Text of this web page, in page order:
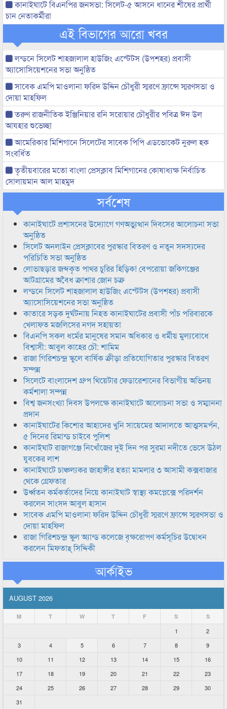
কানাইঘাটে বিএনপির জনসভা: সিলেট-৫ আসনে ধানের শীষের প্রার্থী
চান নেতাকর্মীরা
এই বিভাগের আরো খবর
লন্ডনে সিলেট শাহজালাল হাউজিং এস্টেটস (উপশহর) প্রবাসী
অ্যাসোসিয়েশনের সভা অনুষ্ঠিত
সাবেক এমপি মাওলানা ফরিদ উদ্দিন চৌধুরী স্মরণে ফ্রান্সে স্মরণসভা ও
দোয়া মাহফিল
তরুণ রাজনীতিক ইঞ্জিনিয়ার রনি সরোয়ার চৌধুরীর পবিত্র ঈদ উল
আযহার শুভেচ্ছা
আমেরিকার মিশিগানে সিলেটের সাবেক পিপি এডভোকেট নুরুল হক
সংবর্ধিত
তৃতীয়বারের মতো বাংলা প্রেসক্লাব মিশিগানের কোষাধ্যক্ষ নির্বাচিত
সোলায়মান আল মাহমুদ
সর্বশেষ
কানাইঘাটে প্রশাসনের উদ্যোগে গণঅভ্যুত্থান দিবসের আলোচনা সভা
অনুষ্ঠিত
সিলেট অনলাইন প্রেসক্লাবের পুরস্কার বিতরণ ও নতুন সদস্যদের
পরিচিতি সভা অনুষ্ঠিত
লোভাছড়ার জব্দকৃত পাথর চুরির হিড়িক! বেপরোয়া জকিগঞ্জের
আটগ্রামের অবৈধ ক্রাশার জোন চক্র
লন্ডনে সিলেট শাহজালাল হাউজিং এস্টেটস (উপশহর) প্রবাসী
অ্যাসোসিয়েশনের সভা অনুষ্ঠিত
কাতারে সড়ক দুর্ঘটনায় নিহত কানাইঘাটের প্রবাসী পাঁচ পরিবারকে
খেলাফত মজলিসের নগদ সহায়তা
বিএনপি সকল ধর্মের মানুষের সমান অধিকার ও ধর্মীয় মুল্যবোধে
বিশ্বাসী: আবুল কাহের চৌ: শামিম
রাজা গিরিশচন্দ্র স্কুলে বার্ষিক ক্রীড়া প্রতিযোগিতার পুরস্কার বিতরণ
সম্পন্ন
সিলেটে বাংলাদেশ গ্রুপ থিয়েটার ফেডারেশানের বিভাগীয় অভিনয়
কর্মশালা সম্পন্ন
বিশ্ব জনসংখ্যা দিবস উপলক্ষে কানাইঘাটে আলোচনা সভা ও সম্মাননা
প্রদান
কানাইঘাটের কিশোর আহাদের খুনি সায়েমের আদালতে আত্মসমর্পন,
৫ দিনের রিমান্ড চাইবে পুলিশ
কানাইঘাট রাজাগঞ্জে নিখোঁজের দুই দিন পর সুরমা নদীতে ভেসে উঠল
যুবকের লাশ
কানাইঘাটে চাঞ্চল্যকর জাহাঙ্গীর হত্যা মামলার ৩ আসামী কক্সবাজার
থেকে গ্রেফতার
উর্ধ্বতন কর্মকর্তাদের নিয়ে কানাইঘাট স্বাস্থ্য কমপ্লেক্সে পরিদর্শন
করলেন সাংসদ আবুল হাসান
সাবেক এমপি মাওলানা ফরিদ উদ্দিন চৌধুরী স্মরণে ফ্রান্সে স্মরণসভা ও
দোয়া মাহফিল
রাজা গিরিশচন্দ্র স্কুল অ্যান্ড কলেজে বৃক্ষরোপণ কর্মসূচির উদ্বোধন
করলেন মিফতাহ্ সিদ্দিকী
আর্কাইভ
AUGUST 2026
M T W T F S S
1
2
3
4 5 6 7 8
9
10
11 12 13 14 15
16
17
18 19 20 21 22
23
24
25 26 27 28 29
30
31